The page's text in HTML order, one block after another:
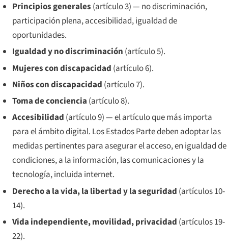
Principios generales (artículo 3) — no discriminación,
participación plena, accesibilidad, igualdad de
oportunidades.
Igualdad y no discriminación (artículo 5).
Mujeres con discapacidad (artículo 6).
Niños con discapacidad (artículo 7).
Toma de conciencia (artículo 8).
Accesibilidad (artículo 9) — el artículo que más importa
para el ámbito digital. Los Estados Parte deben adoptar las
medidas pertinentes para asegurar el acceso, en igualdad de
condiciones, a la información, las comunicaciones y la
tecnología, incluida internet.
Derecho a la vida, la libertad y la seguridad (artículos 10-
14).
Vida independiente, movilidad, privacidad (artículos 19-
22).